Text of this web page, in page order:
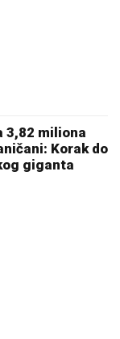
3,82 miliona
Korak do
giganta